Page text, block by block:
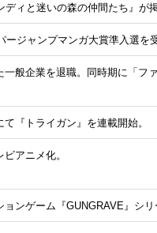
ィと迷いの森の仲間たち』が
ジャンプマンガ大賞準入選を受
一般企業を退職。同時期に「フ
『トライガン』を連載開始。
アニメ化。
ンゲーム『GUNGRAVE』シリ